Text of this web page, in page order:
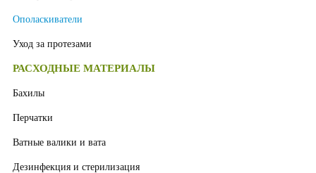
Ополаскиватели
Уход за протезами
РАСХОДНЫЕ МАТЕРИАЛЫ
Бахилы
Перчатки
Ватные валики и вата
Дезинфекция и стерилизация